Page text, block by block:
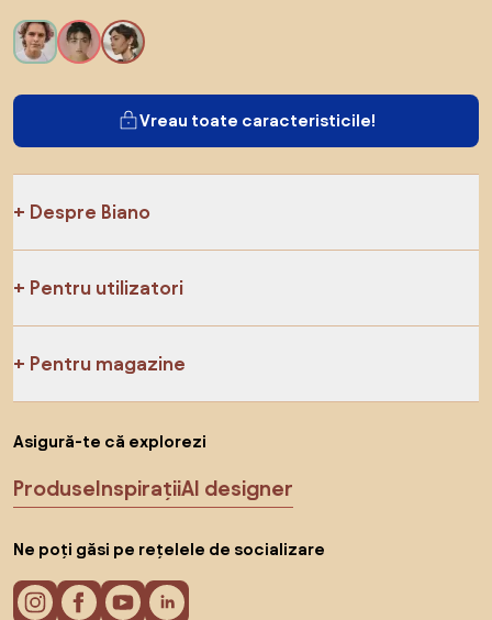
Vreau toate caracteristicile!
Despre Biano
Pentru utilizatori
Pentru magazine
Asigură-te că explorezi
ProduseInspirațiiAI designer
Ne poți găsi pe rețelele de socializare